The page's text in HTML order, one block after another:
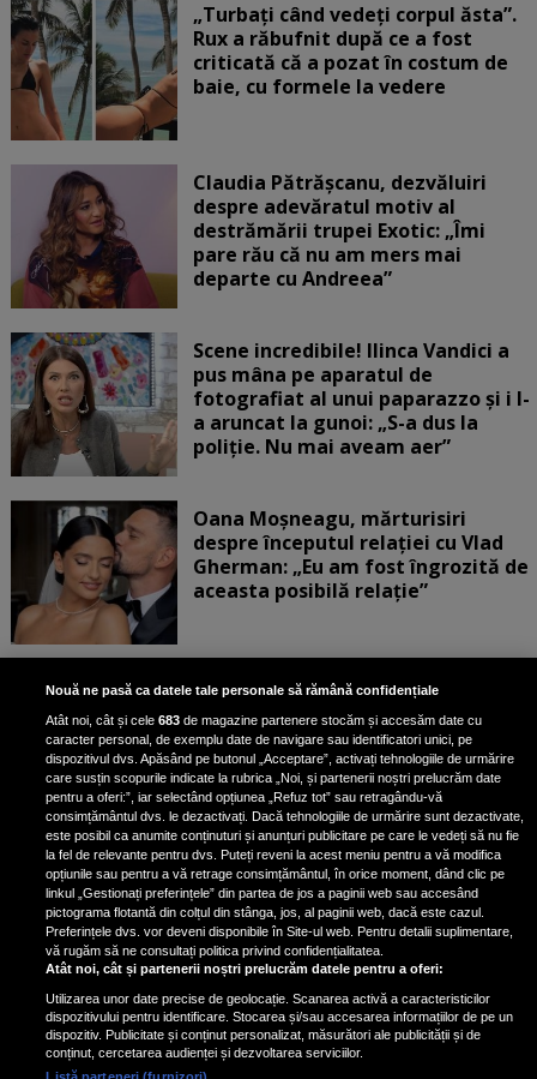
„Turbați când vedeți corpul ăsta”.
Rux a răbufnit după ce a fost
criticată că a pozat în costum de
baie, cu formele la vedere
Claudia Pătrășcanu, dezvăluiri
despre adevăratul motiv al
destrămării trupei Exotic: „Îmi
pare rău că nu am mers mai
departe cu Andreea”
Scene incredibile! Ilinca Vandici a
pus mâna pe aparatul de
fotografiat al unui paparazzo și i l-
a aruncat la gunoi: „S-a dus la
poliție. Nu mai aveam aer”
Oana Moșneagu, mărturisiri
despre începutul relației cu Vlad
Gherman: „Eu am fost îngrozită de
aceasta posibilă relație”
Unde locuiesc Alberto Guță și
iubita lui, după ce au plecat din
casa Narcisei Balaban: „Noi
suntem într-o casă cu două-trei
etaje”
Oana Roman, achiziție după
achiziție. Suma exorbitantă pe
care a scos-o din buzunar pentru o
pereche de ochelari de soare și un
parfum
Nouă ne pasă ca datele tale personale să rămână confidențiale
Atât noi, cât și cele683 de magazine partenere stocăm și accesăm date cu
caracter personal, de exemplu date de navigare sau identificatori unici, pe
dispozitivul dvs. Apăsând pe butonul „Acceptare”, activați tehnologiile de urmărire
care susțin scopurile indicate la rubrica „Noi, și partenerii noștri prelucrăm date
pentru a oferi:”, iar selectând opțiunea „Refuz tot” sau retragându-vă
consimțământul dvs. le dezactivați. Dacă tehnologiile de urmărire sunt dezactivate,
este posibil ca anumite conținuturi și anunțuri publicitare pe care le vedeți să nu fie
la fel de relevante pentru dvs. Puteți reveni la acest meniu pentru a vă modifica
opțiunile sau pentru a vă retrage consimțământul, în orice moment, dând clic pe
linkul „Gestionați preferințele” din partea de jos a paginii web sau accesând
pictograma flotantă din colțul din stânga, jos, al paginii web, dacă este cazul.
Preferințele dvs. vor deveni disponibile în Site-ul web. Pentru detalii suplimentare,
vă rugăm să ne consultați politica privind confidențialitatea.
Atât noi, cât și partenerii noștri prelucrăm datele pentru a oferi:
Utilizarea unor date precise de geolocație. Scanarea activă a caracteristicilor
dispozitivului pentru identificare. Stocarea și/sau accesarea informațiilor de pe un
dispozitiv. Publicitate și conținut personalizat, măsurători ale publicității și de
conținut, cercetarea audienței și dezvoltarea serviciilor.